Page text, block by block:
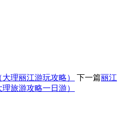
理丽江游玩攻略） 下一篇丽江
旅游攻略一日游）